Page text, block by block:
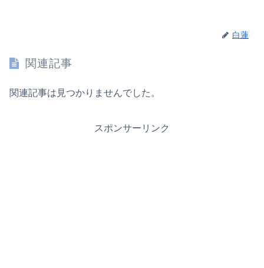
白蓮
関連記事
関連記事は見つかりませんでした。
スポンサーリンク